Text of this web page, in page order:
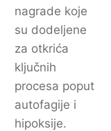
nagrade koje
su dodeljene
za otkrića
ključnih
procesa poput
autofagije i
hipoksije.